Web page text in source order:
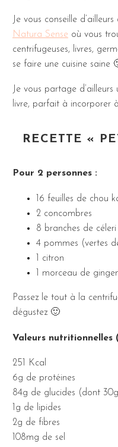
Je vous conseille
Natura Sense où vous
centrifugeuses, livres,
se faire une cuisine saine
Je vous partage
livre, parfait à incorporer
RECETTE «
Pour 2 personnes :
16 feuilles de chou
2 concombres
8 branches de céleri
4 pommes (vertes
1 citron
1 morceau de
Passez le tout à la
dégustez 🙂
Valeurs
251 Kcal
6g de protéines
84g de glucides (dont
1g de lipides
2g de fibres
108mg de sel